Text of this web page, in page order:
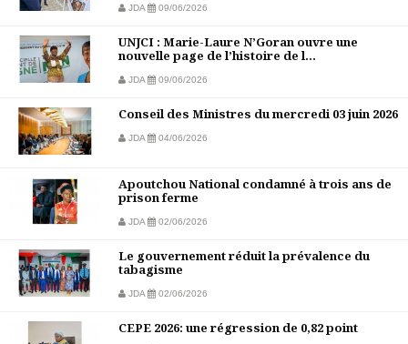
JDA 09/06/2026
UNJCI : Marie-Laure N’Goran ouvre une
nouvelle page de l’histoire de l...
JDA 09/06/2026
Conseil des Ministres du mercredi 03 juin 2026
JDA 04/06/2026
Apoutchou National condamné à trois ans de
prison ferme
JDA 02/06/2026
Le gouvernement réduit la prévalence du
tabagisme
JDA 02/06/2026
CEPE 2026: une régression de 0,82 point